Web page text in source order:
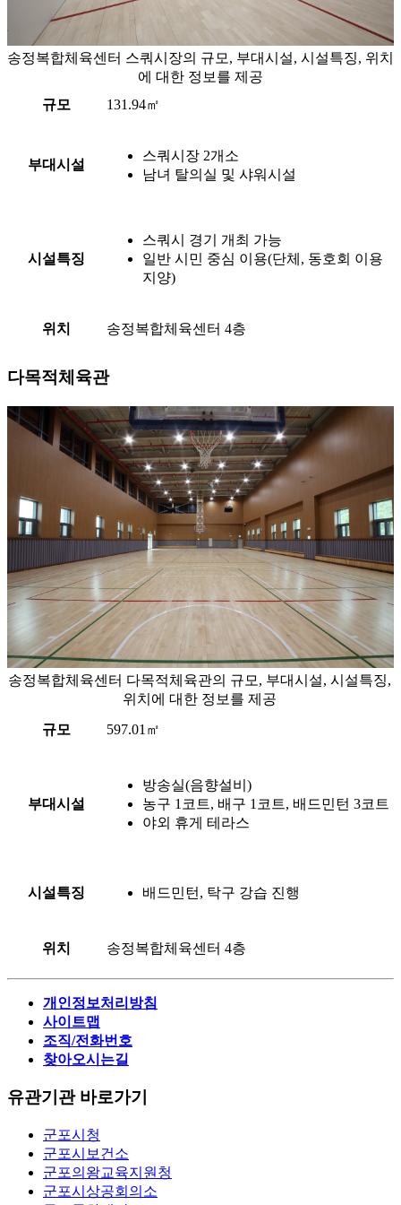
송정복합체육센터 스쿼시장의 규모, 부대시설, 시설특징, 위치
에 대한 정보를 제공
규모
131.94㎡
부대시설
스쿼시장 2개소
남녀 탈의실 및 샤워시설
시설특징
스쿼시 경기 개최 가능
일반 시민 중심 이용(단체, 동호회 이용
지양)
위치 송정복합체육센터 4층
다목적체육관
송정복합체육센터 다목적체육관의 규모, 부대시설, 시설특징,
위치에 대한 정보를 제공
규모
597.01㎡
부대시설
방송실(음향설비)
농구 1코트, 배구 1코트, 배드민턴 3코트
야외 휴게 테라스
시설특징 배드민턴, 탁구 강습 진행
위치 송정복합체육센터 4층
개인정보처리방침
사이트맵
조직/전화번호
찾아오시는길
유관기관 바로가기
군포시청
군포시보건소
군포의왕교육지원청
군포시상공회의소